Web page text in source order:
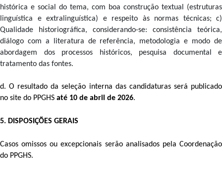
histórica e social do tema, com boa construção textual (estruturas
linguística e extralinguística) e respeito às normas técnicas; c)
Qualidade historiográfica, considerando-se: consistência teórica,
diálogo com a literatura de referência, metodologia e modo de
abordagem dos processos históricos, pesquisa documental e
tratamento das fontes.
d. O resultado da seleção interna das candidaturas será publicado
no site do PPGHS até 10 de abril de 2026.
5. DISPOSIÇÕES GERAIS
Casos omissos ou excepcionais serão analisados pela Coordenação
do PPGHS.